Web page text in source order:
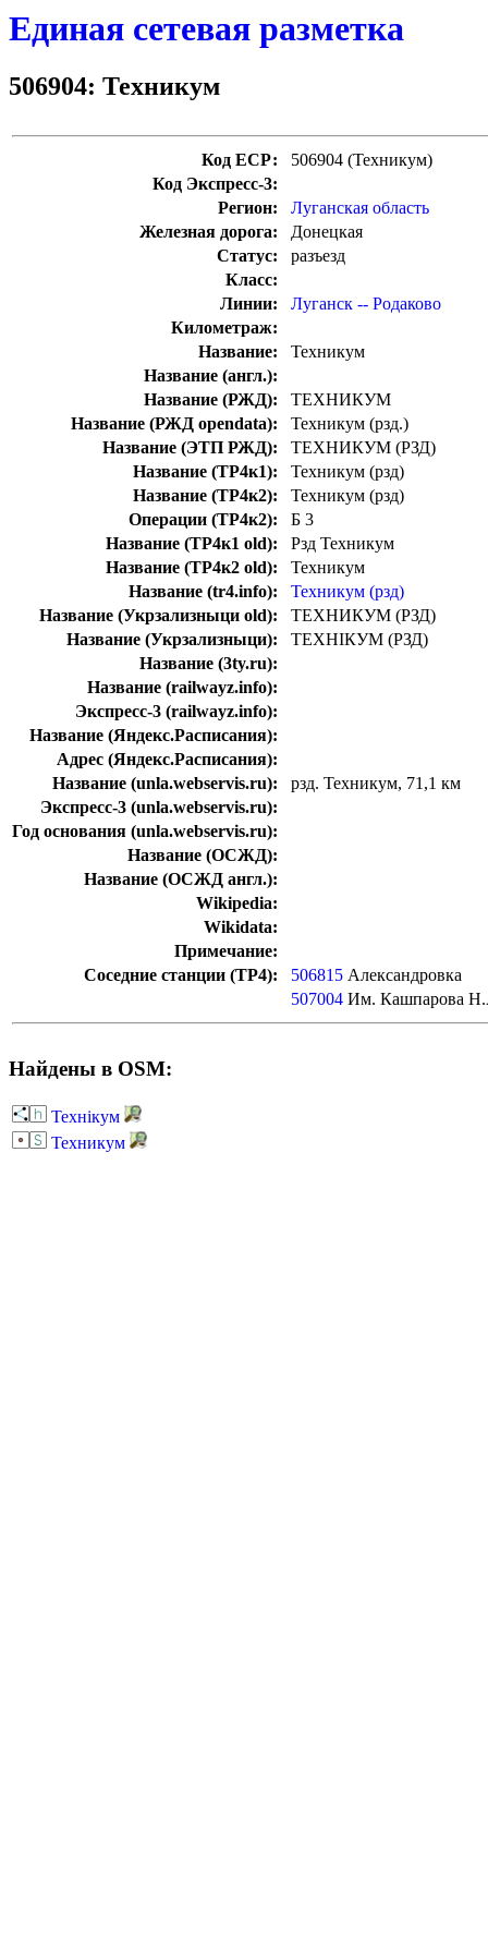
Единая сетевая разметка
506904: Техникум
Код ЕСР:
506904 (Техникум)
Код Экспресс-3:
Регион:
Луганская область
Железная дорога:
Донецкая
Статус:
разъезд
Класс:
Линии:
Луганск -- Родаково
Километраж:
Название:
Техникум
Название (англ.):
Название (РЖД):
ТЕХНИКУМ
Название (РЖД opendata):
Техникум (рзд.)
Название (ЭТП РЖД):
ТЕХНИКУМ (РЗД)
Название (ТР4к1):
Техникум (рзд)
Название (ТР4к2):
Техникум (рзд)
Операции (ТР4к2):
Б 3
Название (ТР4к1 old):
Рзд Техникум
Название (ТР4к2 old):
Техникум
Название (tr4.info):
Техникум (рзд)
Название (Укрзализныци old):
ТЕХНИКУМ (РЗД)
Название (Укрзализныци):
ТЕХНІКУМ (РЗД)
Название (3ty.ru):
Название (railwayz.info):
Экспресс-3 (railwayz.info):
Название (Яндекс.Расписания):
Адрес (Яндекс.Расписания):
Название (unla.webservis.ru):
рзд. Техникум, 71,1 км
Экспресс-3 (unla.webservis.ru):
Год основания (unla.webservis.ru):
Название (ОСЖД):
Название (ОСЖД англ.):
Wikipedia:
Wikidata:
Примечание:
Соседние станции (ТР4):
506815 Александровка
507004 Им. Кашпарова
Найдены в OSM:
Технiкум
Техникум